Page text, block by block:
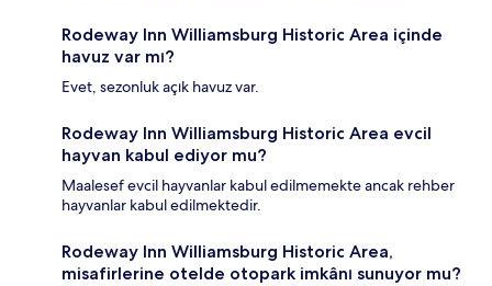
Rodeway Inn Williamsburg Historic Area içinde
havuz var mı?
Evet, sezonluk açık havuz var.
Rodeway Inn Williamsburg Historic Area evcil
hayvan kabul ediyor mu?
Maalesef evcil hayvanlar kabul edilmemekte ancak rehber
hayvanlar kabul edilmektedir.
Rodeway Inn Williamsburg Historic Area,
misafirlerine otelde otopark imkânı sunuyor mu?